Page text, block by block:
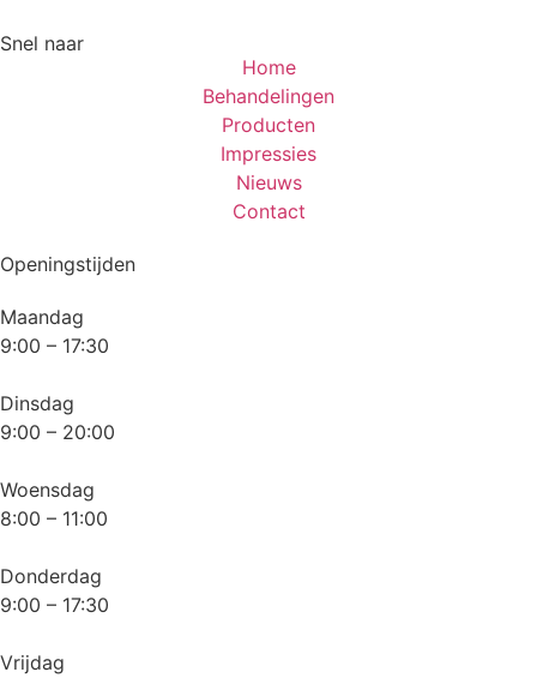
Snel naar
Home
Behandelingen
Producten
Impressies
Nieuws
Contact
Openingstijden
Maandag
9:00 – 17:30
Dinsdag
9:00 – 20:00
Woensdag
8:00 – 11:00
Donderdag
9:00 – 17:30
Vrijdag